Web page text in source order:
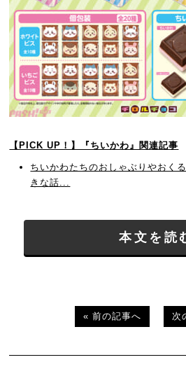
【PICK UP！】『ちいかわ』関連記事
ちいかわたちのおしゃぶりやお
きな話...
本文を読
« 前の記事へ 次